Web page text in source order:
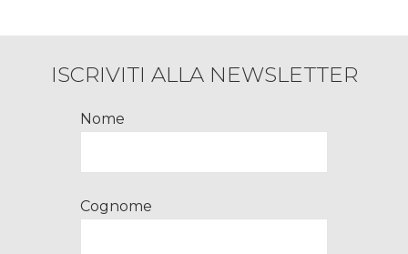
ISCRIVITI ALLA NEWSLETTER
Nome
Cognome